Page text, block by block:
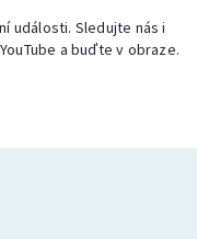
události. Sledujte nás i
a buďte v obraze.